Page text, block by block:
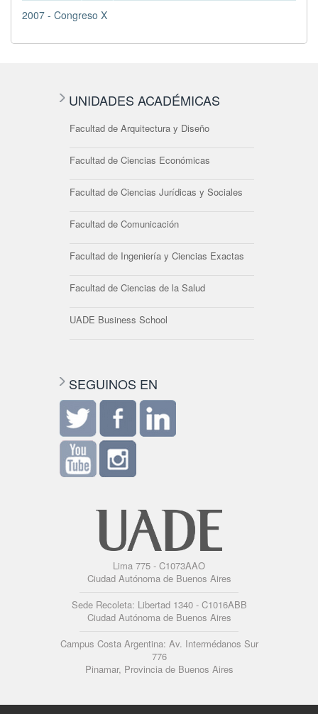
2007 - Congreso X
UNIDADES ACADÉMICAS
Facultad de Arquitectura y Diseño
Facultad de Ciencias Económicas
Facultad de Ciencias Jurídicas y Sociales
Facultad de Comunicación
Facultad de Ingeniería y Ciencias Exactas
Facultad de Ciencias de la Salud
UADE Business School
SEGUINOS EN
Lima 775 - C1073AAO
Ciudad Autónoma de Buenos Aires
Sede Recoleta: Libertad 1340 - C1016ABB
Ciudad Autónoma de Buenos Aires
Campus Costa Argentina: Av. Intermédanos Sur
776
Pinamar, Provincia de Buenos Aires